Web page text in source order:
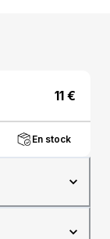
elección
11 €
En stock